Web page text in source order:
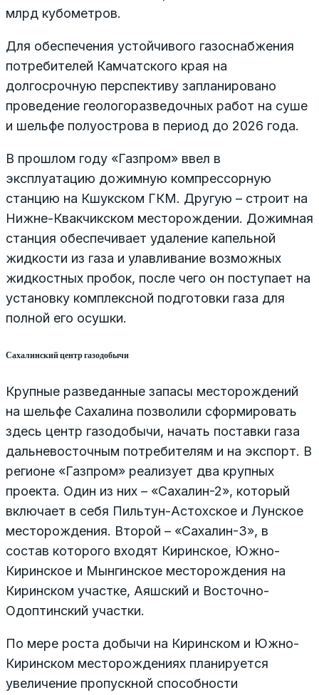
млрд кубометров.
Для обеспечения устойчивого газоснабжения
потребителей Камчатского края на
долгосрочную перспективу запланировано
проведение геологоразведочных работ на суше
и шельфе полуострова в период до 2026 года.
В прошлом году «Газпром» ввел в
эксплуатацию дожимную компрессорную
станцию на Кшукском ГКМ. Другую – строит на
Нижне-Квакчикском месторождении. Дожимная
станция обеспечивает удаление капельной
жидкости из газа и улавливание возможных
жидкостных пробок, после чего он поступает на
установку комплексной подготовки газа для
полной его осушки.
Сахалинский центр газодобычи
Крупные разведанные запасы месторождений
на шельфе Сахалина позволили сформировать
здесь центр газодобычи, начать поставки газа
дальневосточным потребителям и на экспорт. В
регионе «Газпром» реализует два крупных
проекта. Один из них – «Сахалин-2», который
включает в себя Пильтун-Астохское и Лунское
месторождения. Второй – «Сахалин-3», в
состав которого входят Киринское, Южно-
Киринское и Мынгинское месторождения на
Киринском участке, Аяшский и Восточно-
Одоптинский участки.
По мере роста добычи на Киринском и Южно-
Киринском месторождениях планируется
увеличение пропускной способности